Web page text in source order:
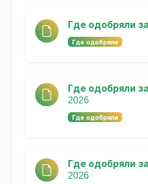
Где одобряли
Где одобряли
Где одобряли
2026
Где одобряли
Где одобряли
2026